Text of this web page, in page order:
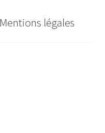
Mentions légales